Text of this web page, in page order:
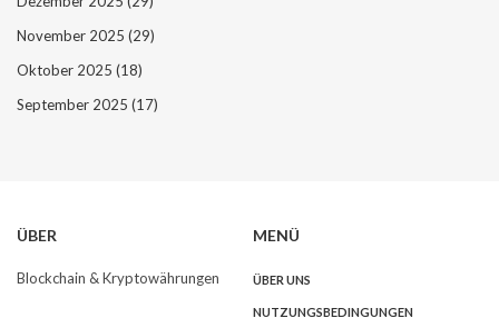
November 2025 (29)
Oktober 2025 (18)
September 2025 (17)
ÜBER
Blockchain & Kryptowährungen
MENÜ
ÜBER UNS
NUTZUNGSBEDINGUNGEN